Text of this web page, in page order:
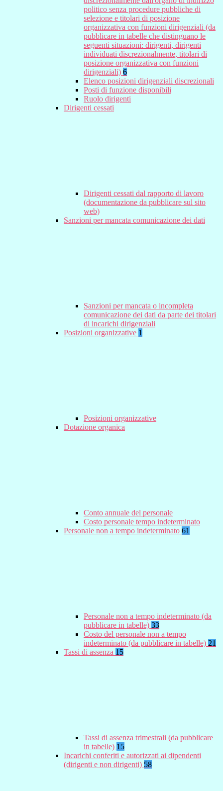
politico senza procedure pubbliche di
selezione e titolari di posizione
organizzativa con funzioni dirigenziali (da
pubblicare in tabelle che distinguano le
seguenti situazioni: dirigenti, dirigenti
individuati discrezionalmente, titolari di
posizione organizzativa con funzioni
dirigenziali) 6
Elenco posizioni dirigenziali discrezionali
Posti di funzione disponibili
Ruolo dirigenti
Dirigenti cessati
Dirigenti cessati dal rapporto di lavoro
(documentazione da pubblicare sul sito
web)
Sanzioni per mancata comunicazione dei dati
Sanzioni per mancata o incompleta
comunicazione dei dati da parte dei titolari
di incarichi dirigenziali
Posizioni organizzative 1
Posizioni organizzative
Dotazione organica
Conto annuale del personale
Costo personale tempo indeterminato
Personale non a tempo indeterminato 61
Personale non a tempo indeterminato (da
pubblicare in tabelle) 33
Costo del personale non a tempo
indeterminato (da pubblicare in tabelle) 21
Tassi di assenza 15
Tassi di assenza trimestrali (da pubblicare
in tabelle) 15
Incarichi conferiti e autorizzati ai dipendenti
(dirigenti e non dirigenti) 58